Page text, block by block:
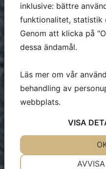
inklusive: bättre
funktionalitet, statistik
Genom att klicka på
dessa ändamål.
Läs mer om vår
behandling av
webbplats.
VISA